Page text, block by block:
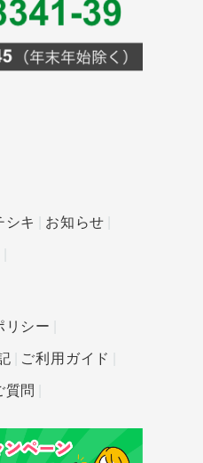
シキ お知らせ
リシー
ご利用ガイド
質問